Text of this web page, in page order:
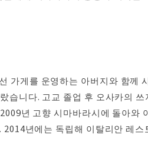
가게를 운영하는 아버지와 함께
습니다. 고교 졸업 후 오사카의 쓰
년 고향 시마바라시에 돌아와
2014년에는 독립해 이탈리안 레스